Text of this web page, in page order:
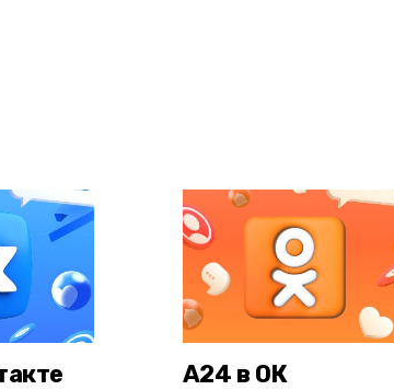
А24 в ОК